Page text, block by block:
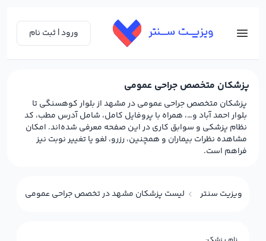
ورود | ثبت نام
پزشکان متخصص جراحی عمومی
پزشکان متخصص جراحی عمومی در مشهد از بلوار کوهسنگی تا
بلوار احمد آباد و…، همراه با پروفایل کامل، شامل آدرس مطب، کد
نظام پزشکی و سوابق کاری در این صفحه معرفی شده‌اند. امکان
مشاهده نظرات بیماران و همچنین، رزرو، لغو یا تغییر نوبت نیز
فراهم است.
ویزیت سنتر لیست پزشکان مشهد در تخصص جراحی عمومی